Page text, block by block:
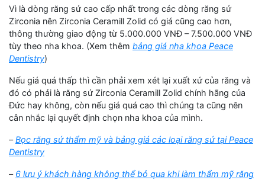
Vì là dòng răng sứ cao cấp nhất trong các dòng răng sứ
Zirconia nên Zirconia Ceramill Zolid có giá cũng cao hơn,
thông thường giao động từ 5.000.000 VNĐ – 7.500.000 VNĐ
tùy theo nha khoa. (Xem thêm bảng giá nha khoa Peace
Dentistry)
Nếu giá quá thấp thì cần phải xem xét lại xuất xứ của răng và
đó có phải là răng sứ Zirconia Ceramill Zolid chính hãng của
Đức hay không, còn nếu giá quá cao thì chúng ta cũng nên
cân nhắc lại quyết định chọn nha khoa của mình.
–Bọc răng sứ thẩm mỹ và bảng giá các loại răng sứ tại Peace
Dentistry
– 6 lưu ý khách hàng không thể bỏ qua khi làm thẩm mỹ răng